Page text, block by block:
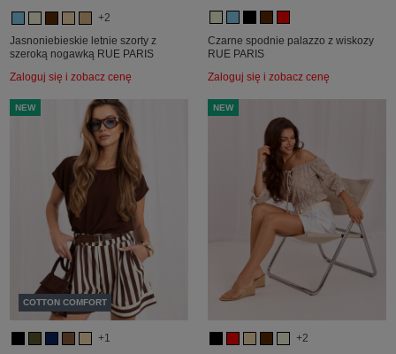
+2
Jasnoniebieskie letnie szorty z
szeroką nogawką RUE PARIS
Zaloguj się i zobacz cenę
Czarne spodnie palazzo z wiskozy
RUE PARIS
Zaloguj się i zobacz cenę
NEW
COTTON COMFORT
+1
NEW
+2